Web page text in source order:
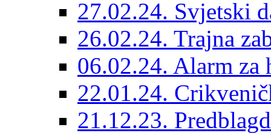
27.02.24. Svjetski
26.02.24. Trajna
06.02.24. Alarm
22.01.24.
21.12.23.